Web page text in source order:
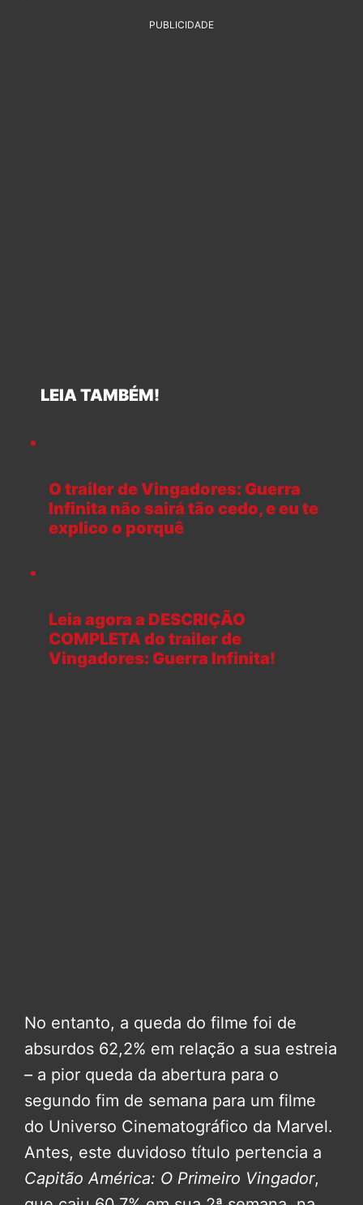
PUBLICIDADE
LEIA TAMBÉM!
O trailer de Vingadores: Guerra
Infinita não sairá tão cedo, e eu te
explico o porquê
Leia agora a DESCRIÇÃO
COMPLETA do trailer de
Vingadores: Guerra Infinita!
No entanto, a queda do filme foi de
absurdos 62,2% em relação a sua estreia
– a pior queda da abertura para o
segundo fim de semana para um filme
do Universo Cinematográfico da Marvel.
Antes, este duvidoso título pertencia a
Capitão América: O Primeiro Vingador,